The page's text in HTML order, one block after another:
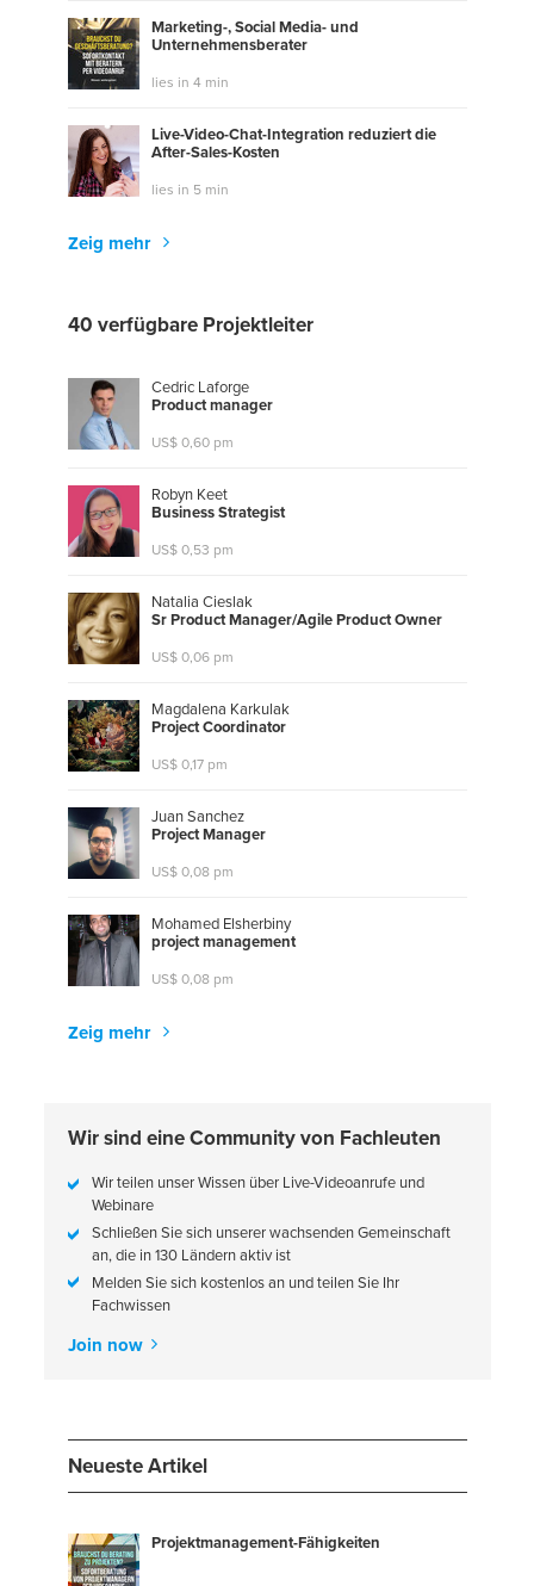
Marketing-, Social Media- und
Unternehmensberater
lies in 4 min
Live-Video-Chat-Integration reduziert die
After-Sales-Kosten
lies in 5 min
Zeig mehr
40 verfügbare Projektleiter
Cedric Laforge
Productmanager
US$ 0,60 pm
Robyn Keet
BusinessStrategist
US$ 0,53 pm
Natalia Cieslak
SrProductManager/AgileProductOwner
US$ 0,06 pm
Magdalena Karkulak
ProjectCoordinator
US$ 0,17 pm
Juan Sanchez
ProjectManager
US$ 0,08 pm
Mohamed Elsherbiny
projectmanagement
US$ 0,08 pm
Zeig mehr
Wir sind eine Community von Fachleuten
Wir teilen unser Wissen über Live-Videoanrufe und
Webinare
Schließen Sie sich unserer wachsenden Gemeinschaft
an, die in 130 Ländern aktiv ist
Melden Sie sich kostenlos an und teilen Sie Ihr
Fachwissen
Join now
Neueste Artikel
Projektmanagement-Fähigkeiten